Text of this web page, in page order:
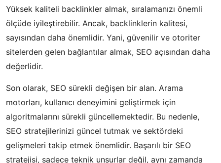
Yüksek kaliteli backlinkler almak, sıralamanızı önemli
ölçüde iyileştirebilir. Ancak, backlinklerin kalitesi,
sayısından daha önemlidir. Yani, güvenilir ve otoriter
sitelerden gelen bağlantılar almak, SEO açısından daha
değerlidir.
Son olarak, SEO sürekli değişen bir alan. Arama
motorları, kullanıcı deneyimini geliştirmek için
algoritmalarını sürekli güncellemektedir. Bu nedenle,
SEO stratejilerinizi güncel tutmak ve sektördeki
gelişmeleri takip etmek önemlidir. Başarılı bir SEO
stratejisi, sadece teknik unsurlar değil, aynı zamanda